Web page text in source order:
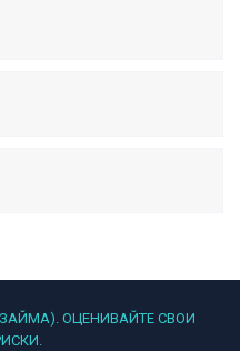
ОЦЕНИВАЙТЕ СВОИ